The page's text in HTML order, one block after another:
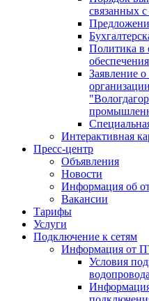
связанных
Политика в
Заявление
Интерактивная
Пресс-центр
Объявления
Новости
Информация об
Вакансии
Тарифы
Услуги
Подключение к сетям
Информация от
Условия